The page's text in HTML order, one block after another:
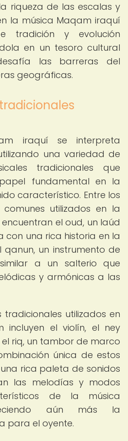
riqueza de las escalas y
la música Maqam iraquí
tradición y evolución
en un tesoro cultural
las barreras del
geográficas.
iraquí se interpreta
una variedad de
tradicionales que
fundamental en la
característico. Entre los
utilizados en la
el oud, un laúd
una rica historia en la
un instrumento de
a un salterio que
y armónicas a las
tradicionales utilizados en
incluyen el violín, el ney
riq, un tambor de marco
única de estos
rica paleta de sonidos
las melodías y modos
de la música
aún más la
para el oyente.